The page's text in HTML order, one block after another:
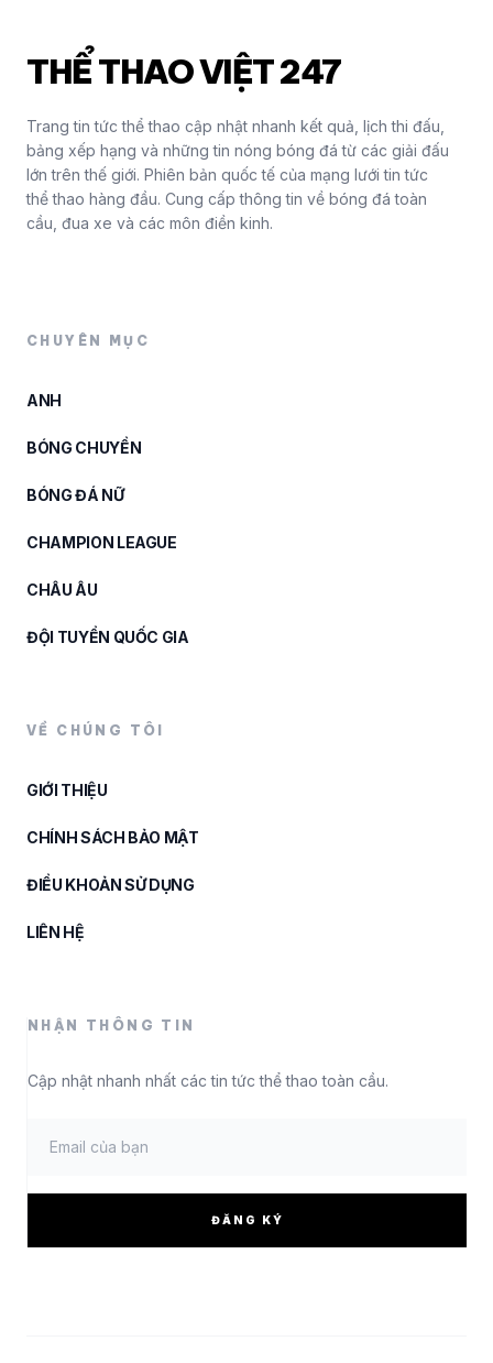
THỂ THAO VIỆT 247
Trang tin tức thể thao cập nhật nhanh kết quả, lịch thi đấu,
bảng xếp hạng và những tin nóng bóng đá từ các giải đấu
lớn trên thế giới. Phiên bản quốc tế của mạng lưới tin tức
thể thao hàng đầu. Cung cấp thông tin về bóng đá toàn
cầu, đua xe và các môn điền kinh.
CHUYÊN MỤC
ANH
BÓNG CHUYỀN
BÓNG ĐÁ NỮ
CHAMPION LEAGUE
CHÂU ÂU
ĐỘI TUYỂN QUỐC GIA
VỀ CHÚNG TÔI
GIỚI THIỆU
CHÍNH SÁCH BẢO MẬT
ĐIỀU KHOẢN SỬ DỤNG
LIÊN HỆ
NHẬN THÔNG TIN
Cập nhật nhanh nhất các tin tức thể thao toàn cầu.
ĐĂNG KÝ